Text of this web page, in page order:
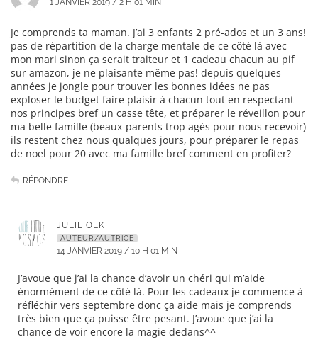
1 JANVIER 2019 / 2 H 01 MIN
Je comprends ta maman. J’ai 3 enfants 2 pré-ados et un 3 ans!
pas de répartition de la charge mentale de ce côté là avec
mon mari sinon ça serait traiteur et 1 cadeau chacun au pif
sur amazon, je ne plaisante même pas! depuis quelques
années je jongle pour trouver les bonnes idées ne pas
exploser le budget faire plaisir à chacun tout en respectant
nos principes bref un casse tête, et préparer le réveillon pour
ma belle famille (beaux-parents trop agés pour nous recevoir)
ils restent chez nous qualques jours, pour préparer le repas
de noel pour 20 avec ma famille bref comment en profiter?
RÉPONDRE
JULIE OLK
AUTEUR/AUTRICE
14 JANVIER 2019 / 10 H 01 MIN
J’avoue que j’ai la chance d’avoir un chéri qui m’aide
énormément de ce côté là. Pour les cadeaux je commence à
réfléchir vers septembre donc ça aide mais je comprends
très bien que ça puisse être pesant. J’avoue que j’ai la
chance de voir encore la magie dedans^^